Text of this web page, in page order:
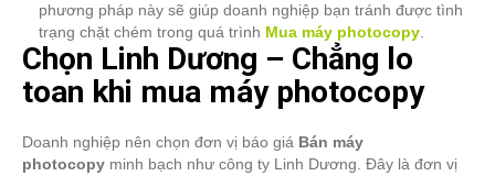
phương pháp này sẽ giúp doanh nghiệp bạn tránh được tình
trạng chặt chém trong quá trình Mua máy photocopy
Chọn Linh Dương – Chẳng lo
toan khi mua máy photocopy
Doanh nghiệp nên chọn đơn vị báo giá Bán máy
photocopy minh bạch như công ty Linh Dương. Đây là đơn vị